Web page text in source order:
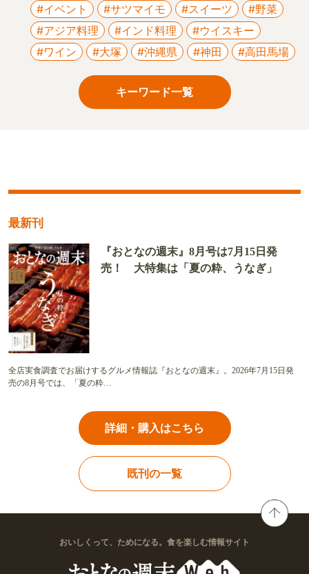
#イベント #サツマイモ #スイーツ
#野菜
#アジア料理
#インド料理
#ウイスキー
#ワイン
#大塚 #沖縄県 #神田 #高田馬場
キーワード一覧
最新刊
『おとなの週末』8月号は7月15日発
売！ 大特集は「夏の粋、うなぎ」
全店実食調査でお届けするグルメ情報誌『おとなの週末』。2026年7月15日発
売の8月号では、「夏の粋…
詳細・購入はこちら
既刊の一覧
おいしくって、ためになる。食を楽しむ情報サイト